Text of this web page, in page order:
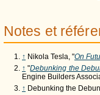
Notes et
↑ Nikola Tesla, "On
↑ "Debunking the
Engine Builders
↑ Debunking the